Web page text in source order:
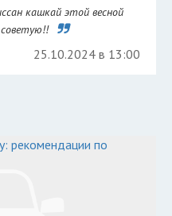
кашкай этой весной
25.10.2024 в 13:00